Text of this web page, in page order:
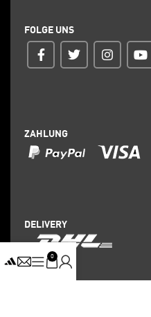
FOLGE UNS
ZAHLUNG
DELIVERY
0